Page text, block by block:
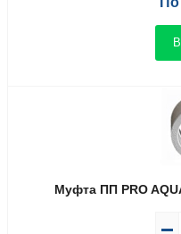
Муфта ПП PRO